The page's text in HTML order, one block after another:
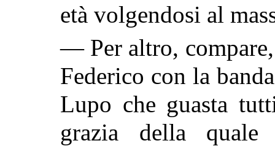
età volgendosi al
— Per altro,
Federico con la
Lupo che guasta
grazia della quale